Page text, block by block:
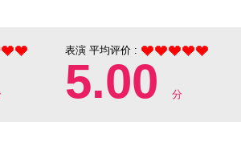
表演 平均评价 :
5.00 分